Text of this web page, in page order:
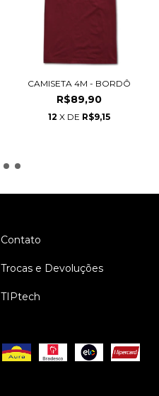
CAMISETA 4M - BORDÔ
R$89,90
12 X DE R$9,15
Contato
Trocas e Devoluções
TIPtech